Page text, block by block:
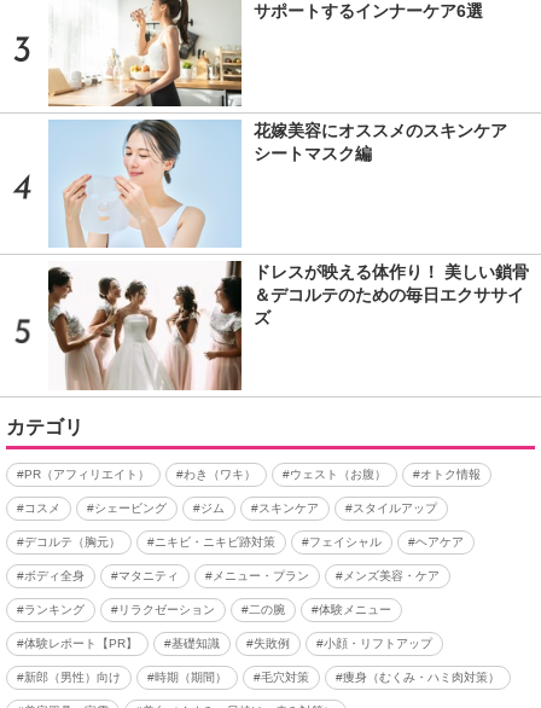
サポートするインナーケア6選
花嫁美容にオススメのスキンケア
シートマスク編
ドレスが映える体作り！ 美しい鎖骨
＆デコルテのための毎日エクササイ
ズ
カテゴリ
#PR（アフィリエイト） #わき（ワキ） #ウェスト（お腹） #オトク情報
#コスメ #シェービング #ジム #スキンケア #スタイルアップ
#デコルテ（胸元） #ニキビ・ニキビ跡対策 #フェイシャル #ヘアケア
#ボディ全身 #マタニティ #メニュー・プラン #メンズ美容・ケア
#ランキング #リラクゼーション #二の腕 #体験メニュー
#体験レポート【PR】 #基礎知識 #失敗例 #小顔・リフトアップ
#新郎（男性）向け #時期（期間） #毛穴対策 #痩身（むくみ・ハミ肉対策）